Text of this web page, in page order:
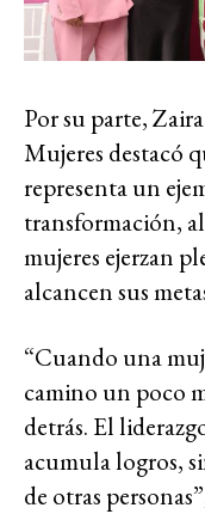
Por su parte,
Mujeres destacó
representa un
transformación,
mujeres ejerzan
alcancen sus
“Cuando una
camino un poco
detrás. El
acumula logros,
de otras